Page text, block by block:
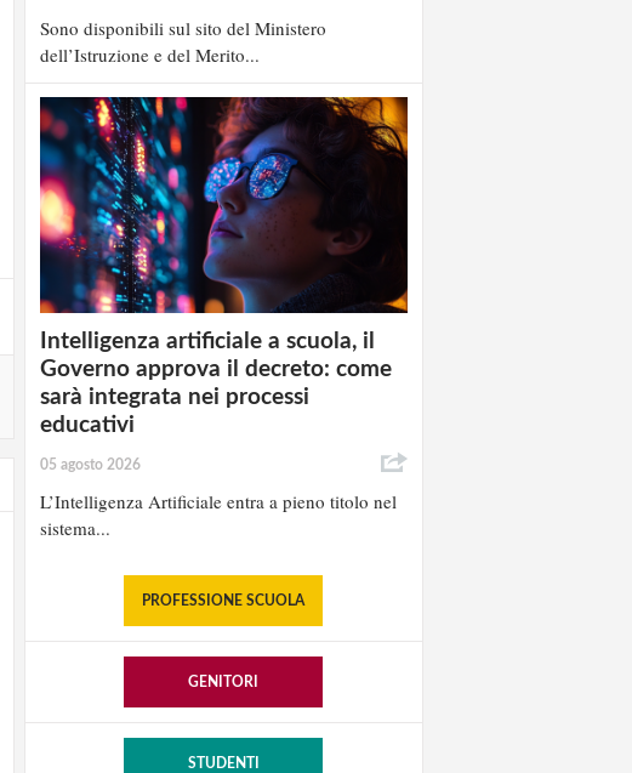
Sono disponibili sul sito del Ministero
dell’Istruzione e del Merito...
Intelligenza artificiale a scuola, il
Governo approva il decreto: come
sarà integrata nei processi
educativi
05 agosto 2026
L’Intelligenza Artificiale entra a pieno titolo nel
sistema...
PROFESSIONE SCUOLA
GENITORI
STUDENTI